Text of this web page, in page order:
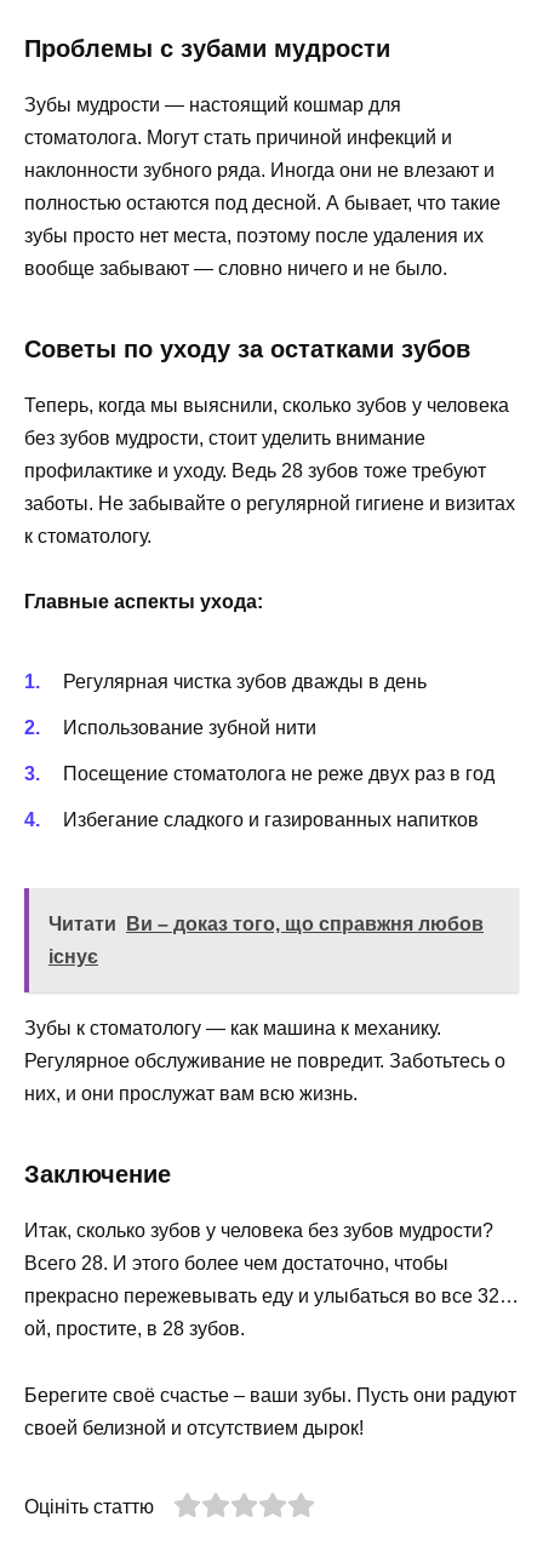
Проблемы с зубами мудрости
Зубы мудрости — настоящий кошмар для
стоматолога. Могут стать причиной инфекций и
наклонности зубного ряда. Иногда они не влезают и
полностью остаются под десной. А бывает, что такие
зубы просто нет места, поэтому после удаления их
вообще забывают — словно ничего и не было.
Советы по уходу за остатками зубов
Теперь, когда мы выяснили, сколько зубов у человека
без зубов мудрости, стоит уделить внимание
профилактике и уходу. Ведь 28 зубов тоже требуют
заботы. Не забывайте о регулярной гигиене и визитах
к стоматологу.
Главные аспекты ухода:
Регулярная чистка зубов дважды в день
Использование зубной нити
Посещение стоматолога не реже двух раз в год
Избегание сладкого и газированных напитков
Читати
Ви – доказ того, що справжня любов
існує
Зубы к стоматологу — как машина к механику.
Регулярное обслуживание не повредит. Заботьтесь о
них, и они прослужат вам всю жизнь.
Заключение
Итак, сколько зубов у человека без зубов мудрости?
Всего 28. И этого более чем достаточно, чтобы
прекрасно пережевывать еду и улыбаться во все 32…
ой, простите, в 28 зубов.
Берегите своё счастье – ваши зубы. Пусть они радуют
своей белизной и отсутствием дырок!
Оцініть статтю